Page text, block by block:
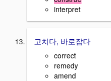
interpret
고치다, 바로잡다
correct
remedy
amend